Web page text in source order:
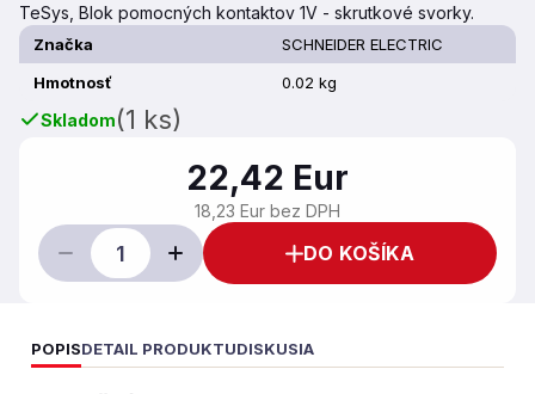
TeSys, Blok pomocných kontaktov 1V - skrutkové svorky.
Značka
SCHNEIDER ELECTRIC
Hmotnosť
0.02 kg
Skladom(1 ks)
22,42 Eur
18,23 Eur bez DPH
DO KOŠÍKA
POPISDETAIL PRODUKTUDISKUSIA